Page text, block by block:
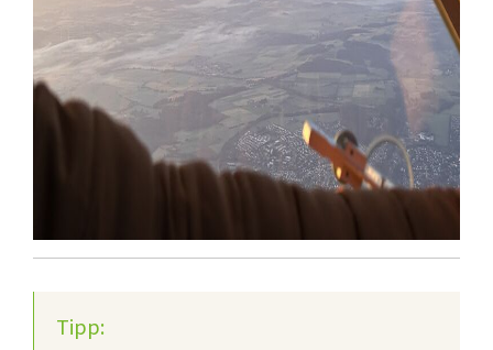
Tipp: